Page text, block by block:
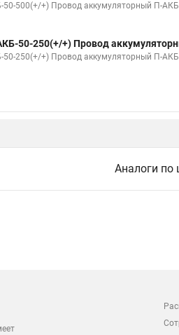
50-500(+/+) Провод аккумуляторный П-
50-250(+/+) Провод
50-250(+/+) Провод аккумуляторный П-
Аналоги по